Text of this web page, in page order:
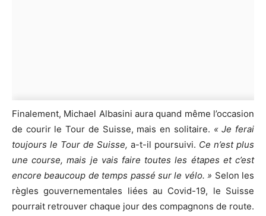
Finalement, Michael Albasini aura quand même l’occasion
de courir le Tour de Suisse, mais en solitaire. « Je ferai
toujours le Tour de Suisse, a-t-il poursuivi. Ce n’est plus
une course, mais je vais faire toutes les étapes et c’est
encore beaucoup de temps passé sur le vélo. » Selon les
règles gouvernementales liées au Covid-19, le Suisse
pourrait retrouver chaque jour des compagnons de route.